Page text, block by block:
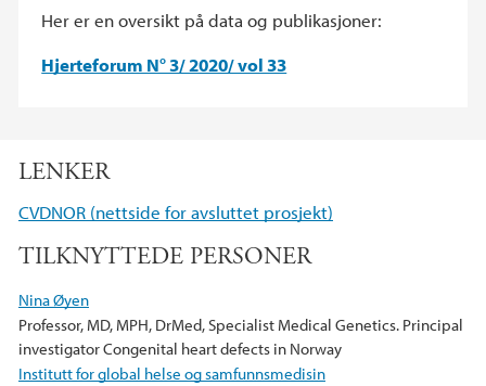
Her er en oversikt på data og publikasjoner:
Hjerteforum N° 3/ 2020/ vol 33
LENKER
CVDNOR (nettside for avsluttet prosjekt)
TILKNYTTEDE PERSONER
Nina Øyen
Professor, MD, MPH, DrMed, Specialist Medical Genetics. Principal
investigator Congenital heart defects in Norway
Institutt for global helse og samfunnsmedisin